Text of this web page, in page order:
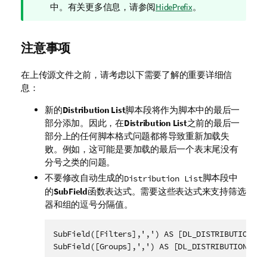
中。有关更多信息，请参阅HidePrefix。
注意事项
在上传源文件之前，请考虑以下需要了解的重要详细信
息：
新的Distribution List脚本段将作为脚本中的最后一
部分添加。因此，在Distribution List之前的最后一
部分上的任何脚本格式问题都将导致重新加载失
败。例如，这可能是要加载的最后一个表末尾没有
分号之类的问题。
不要修改自动生成的Distribution List脚本段中
的SubField函数表达式。需要这些表达式来支持筛选
器和组的逗号分隔值。
SubField([Filters],',') AS
SubField([Groups],',') AS